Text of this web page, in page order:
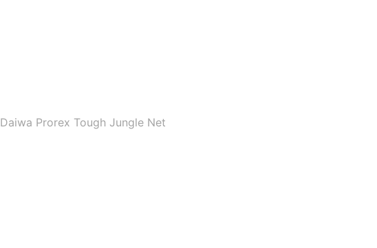
Daiwa Prorex Tough Jungle Net